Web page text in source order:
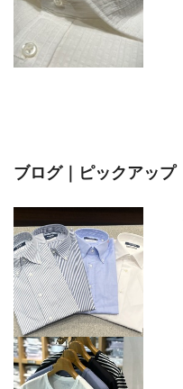
ブログ｜ピックアップ